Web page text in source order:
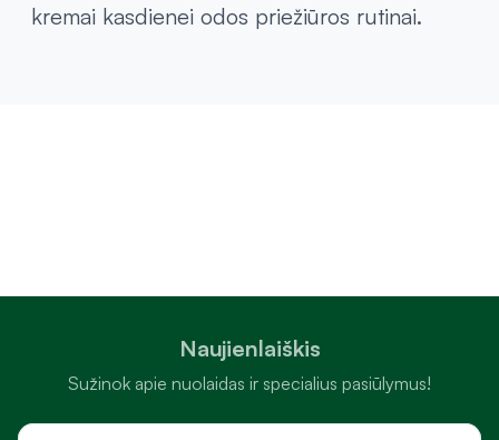
kremai kasdienei odos priežiūros rutinai.
Naujienlaiškis
Sužinok apie nuolaidas ir specialius pasiūlymus!